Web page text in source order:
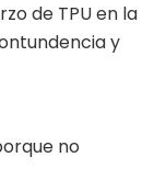
de TPU en la
y
no